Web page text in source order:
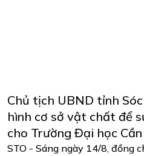
Chủ tịch UBND tỉnh
hình cơ sở vật chất để
cho Trường Đại học
STO - Sáng ngày 14/8, đồng